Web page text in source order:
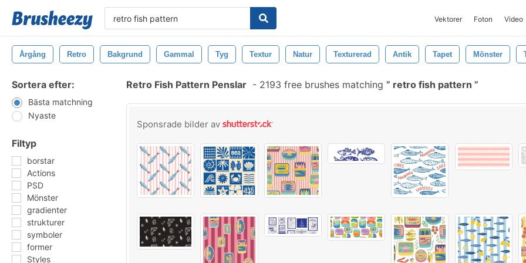
Vektorer Foton Video
Årgång Retro Bakgrund Gammal Tyg Textur Natur Texturerad Antik Tapet Mönster
Sortera efter:
Bästa matchning
Nyaste
Filtyp
borstar
Actions
PSD
Mönster
gradienter
strukturer
symboler
former
Styles
Retro Fish Pattern Penslar - 2193 free brushes matching retro fish pattern
Sponsrade bilder av